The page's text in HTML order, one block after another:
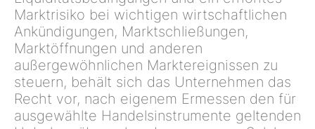
Marktrisiko bei wichtigen wirtschaftlichen
Ankündigungen, Marktschließungen,
Marktöffnungen und anderen
außergewöhnlichen Marktereignissen zu
steuern, behält sich das Unternehmen das
Recht vor, nach eigenem Ermessen den für
ausgewählte Handelsinstrumente geltenden